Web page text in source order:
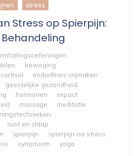
stress
Stress op Spierpijn:
beweging
cortisol
endorfines vrijmaken
geestelijke gezondheid
hormonen
impact
massage
meditatie
rust en slaap
spierpijn
spierpijn na stress
symptoom yoga